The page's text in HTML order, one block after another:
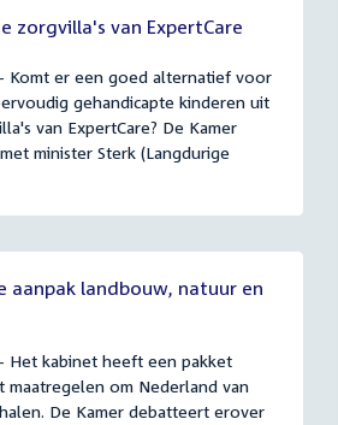
zorgvilla's van ExpertCare
Komt er een goed alternatief voor
gehandicapte kinderen uit
van ExpertCare? De Kamer
minister Sterk (Langdurige
aanpak landbouw, natuur en
Het kabinet heeft een pakket
maatregelen om Nederland van
De Kamer debatteert erover